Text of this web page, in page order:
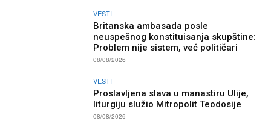
VESTI
Britanska ambasada posle
neuspešnog konstituisanja skupštine:
Problem nije sistem, već političari
08/08/2026
VESTI
Proslavljena slava u manastiru Ulije,
liturgiju služio Mitropolit Teodosije
08/08/2026